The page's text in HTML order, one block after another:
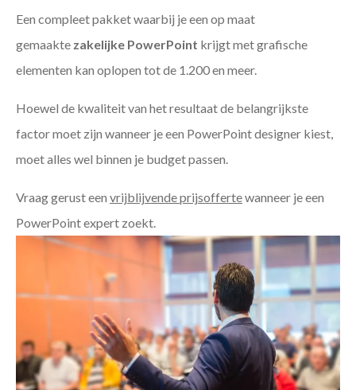
Een compleet pakket waarbij je een op maat
gemaakte zakelijke PowerPoint krijgt met grafische
elementen kan oplopen tot de 1.200 en meer.
Hoewel de kwaliteit van het resultaat de belangrijkste
factor moet zijn wanneer je een PowerPoint designer kiest,
moet alles wel binnen je budget passen.
Vraag gerust een vrijblijvende prijsoffertewanneer je een
PowerPoint expert zoekt.